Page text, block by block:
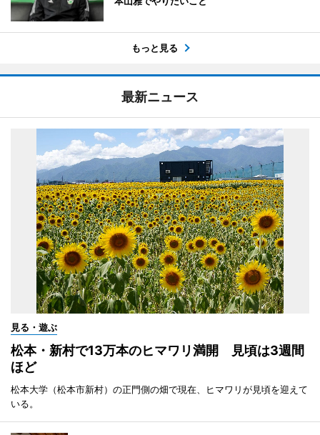
もっと見る
最新ニュース
見る・遊ぶ
松本・新村で13万本のヒマワリ満開 見頃は3週間
ほど
松本大学（松本市新村）の正門側の畑で現在、ヒマワリが見頃を迎えて
いる。